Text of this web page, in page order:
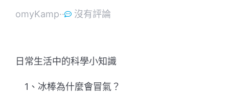
omyKamp·· 沒有評論
日常生活中的科學小知識
1、冰棒為什麼會冒氣？